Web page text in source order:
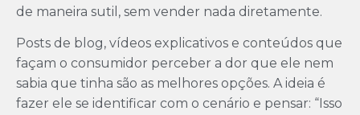
de maneira sutil, sem vender nada diretamente.
Posts de blog, vídeos explicativos e conteúdos que
façam o consumidor perceber a dor que ele nem
sabia que tinha são as melhores opções. A ideia é
fazer ele se identificar com o cenário e pensar: “Isso